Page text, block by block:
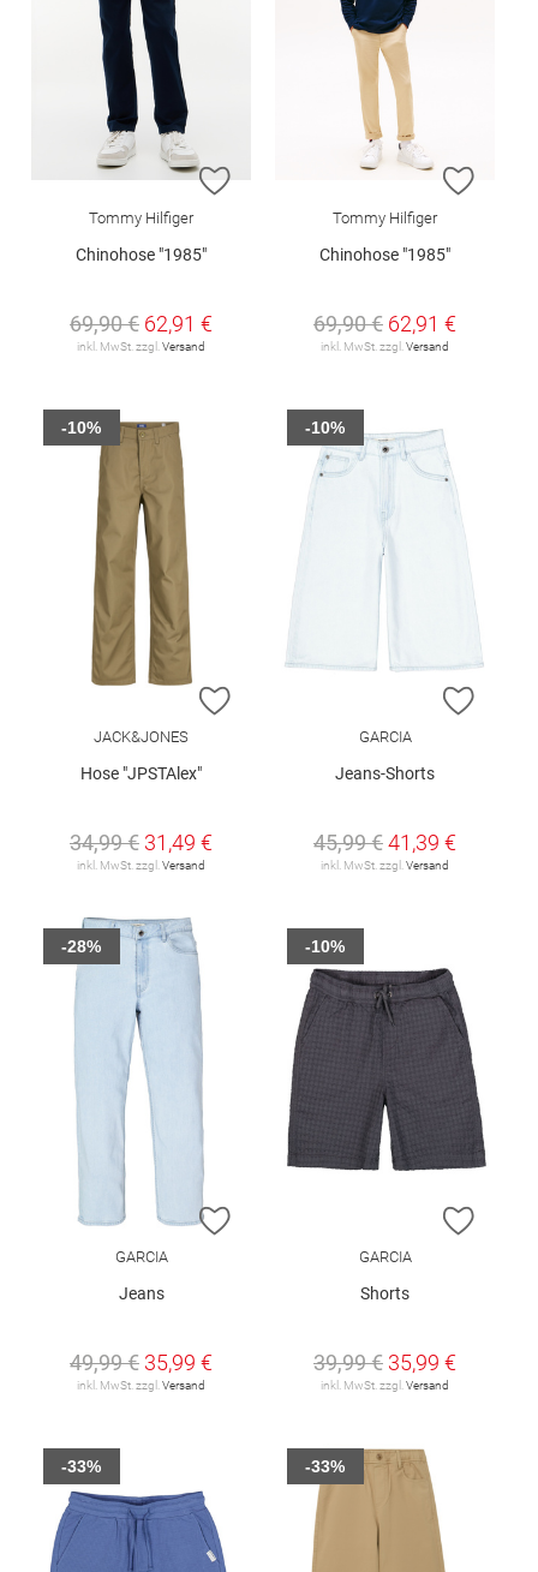
ZUR WUNSCHLISTE HINZUFÜGEN
Tommy Hilfiger
Chinohose "1985"
69,90 € 62,91 €
inkl. MwSt. zzgl. Versand
ZUR
Tommy Hilfiger
Chinohose "1985"
69,90 € 62,91 €
inkl. MwSt. zzgl. Versand
ZUR WUNSCHLISTE HINZUFÜGEN
JACK&JONES
Hose "JPSTAlex"
34,99 € 31,49 €
inkl. MwSt. zzgl.Versand
-10%
ZUR
GARCIA
Jeans-Shorts
45,99 €41,39 €
inkl. MwSt. zzgl.Versand
-10%
ZUR WUNSCHLISTE HINZUFÜGEN
GARCIA
Jeans
49,99 € 35,99 €
inkl. MwSt. zzgl.Versand
-28%
ZUR
GARCIA
Shorts
39,99 € 35,99 €
inkl. MwSt. zzgl.Versand
-10%
-33% -33%